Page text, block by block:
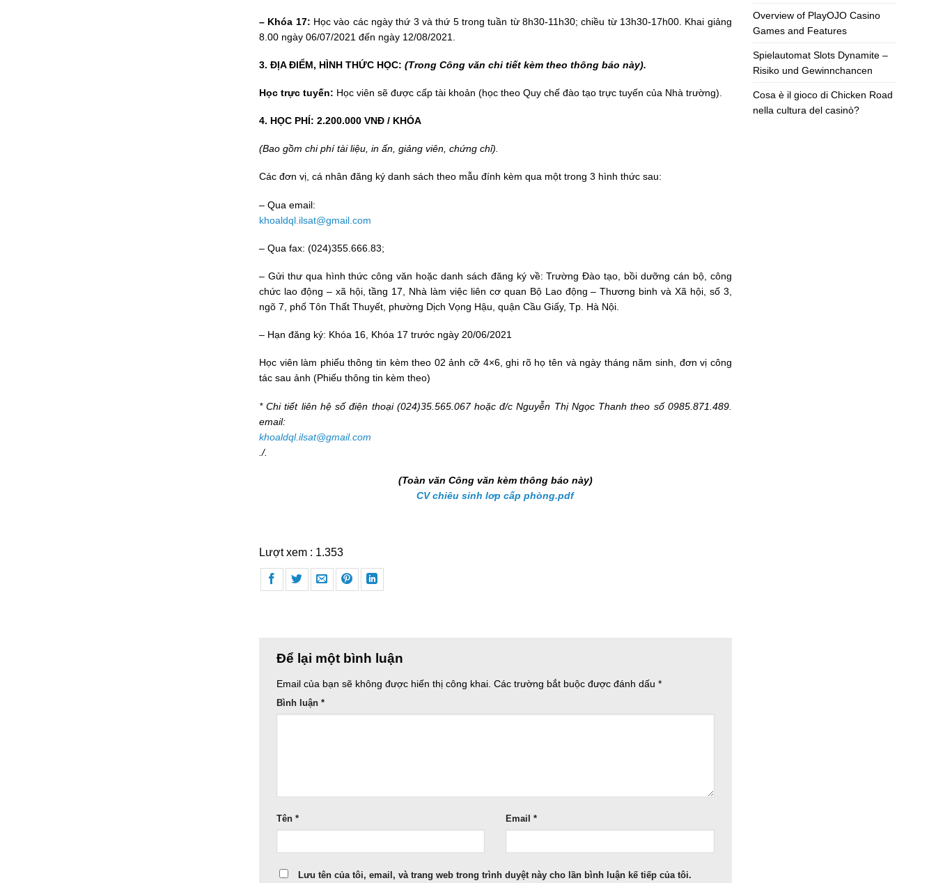
– Khóa 17: Học vào các ngày thứ 3 và thứ 5 trong tuần từ 8h30-11h30; chiều từ 13h30-17h00. Khai giảng
8.00 ngày 06/07/2021 đến ngày 12/08/2021.
3. ĐỊA ĐIỂM, HÌNH THỨC HỌC: (Trong Công văn chi tiết kèm theo thông báo này).
Học trực tuyến: Học viên sẽ được cấp tài khoản (học theo Quy chế đào tạo trực tuyến của Nhà trường).
4. HỌC PHÍ: 2.200.000 VNĐ / KHÓA
(Bao gồm chi phí tài liệu, in ấn, giảng viên, chứng chỉ).
Các đơn vị, cá nhân đăng ký danh sách theo mẫu đính kèm qua một trong 3 hình thức sau:
– Qua email:
khoaldql.ilsat@gmail.com
– Qua fax: (024)355.666.83;
– Gửi thư qua hình thức công văn hoặc danh sách đăng ký về: Trường Đào tạo, bồi dưỡng cán bộ, công
chức lao động – xã hội, tầng 17, Nhà làm việc liên cơ quan Bộ Lao động – Thương binh và Xã hội, số 3,
ngõ 7, phố Tôn Thất Thuyết, phường Dịch Vọng Hậu, quận Cầu Giấy, Tp. Hà Nội.
– Hạn đăng ký: Khóa 16, Khóa 17 trước ngày 20/06/2021
Học viên làm phiếu thông tin kèm theo 02 ảnh cỡ 4×6, ghi rõ họ tên và ngày tháng năm sinh, đơn vị công
tác sau ảnh (Phiếu thông tin kèm theo)
* Chi tiết liên hệ số điện thoại (024)35.565.067 hoặc đ/c Nguyễn Thị Ngọc Thanh theo số 0985.871.489.
email:
khoaldql.ilsat@gmail.com
./.
(Toàn văn Công văn kèm thông báo này)
CV chiêu sinh lơp cấp phòng.pdf
Lượt xem : 1.353
Để lại một bình luận
Email của bạn sẽ không được hiển thị công khai. Các trường bắt buộc được đánh dấu *
Bình luận *
Tên * Email*
Lưu tên của tôi, email, và trang web trong trình duyệt này cho lần bình luận kế tiếp của tôi.
Overview of PlayOJO Casino
Games and Features
Spielautomat Slots Dynamite –
Risiko und Gewinnchancen
Cosa è il gioco di Chicken Road
nella cultura del casinò?